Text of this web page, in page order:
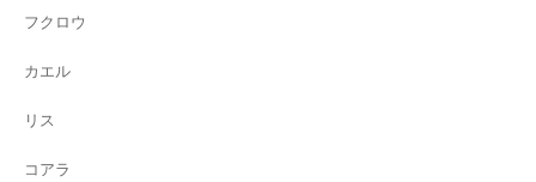
フクロウ
カエル
リス
コアラ